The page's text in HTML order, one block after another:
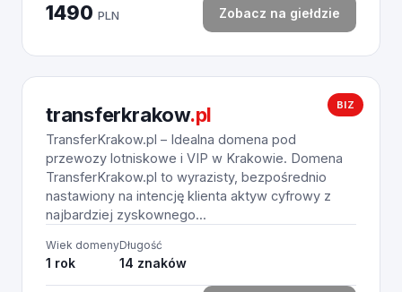
1490 PLN Zobacz na giełdzie
BIZ
transferkrakow.pl
TransferKrakow.pl – Idealna domena pod
przewozy lotniskowe i VIP w Krakowie. Domena
TransferKrakow.pl to wyrazisty, bezpośrednio
nastawiony na intencję klienta aktyw cyfrowy z
najbardziej zyskownego...
Wiek domeny
1 rok
Długość
14 znaków